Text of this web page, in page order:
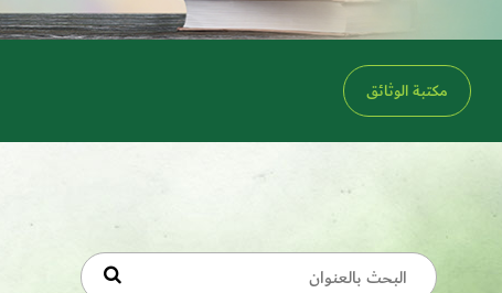
مكتبة الوثائق